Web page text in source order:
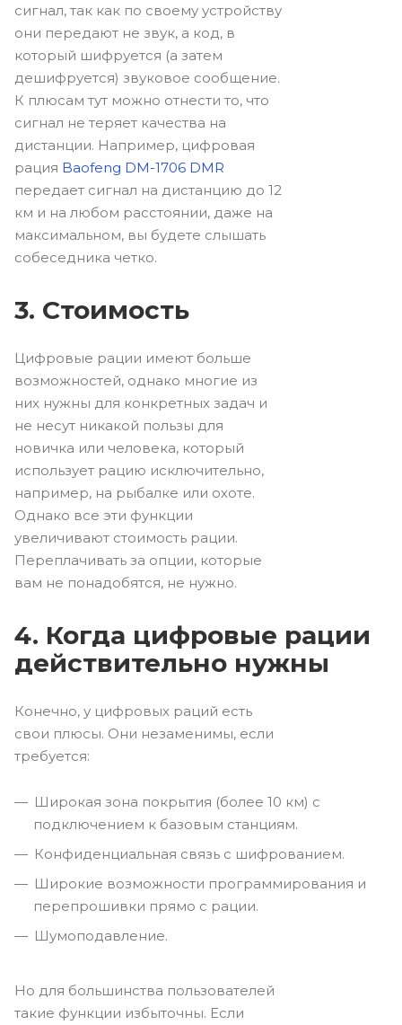
сигнал, так как по своему устройству
они передают не звук, а код, в
который шифруется (а затем
дешифруется) звуковое сообщение.
К плюсам тут можно отнести то, что
сигнал не теряет качества на
дистанции. Например, цифровая
рация Baofeng DM-1706 DMR
передает сигнал на дистанцию до 12
км и на любом расстоянии, даже на
максимальном, вы будете слышать
собеседника четко.
3. Стоимость
Цифровые рации имеют больше
возможностей, однако многие из
них нужны для конкретных задач и
не несут никакой пользы для
новичка или человека, который
использует рацию исключительно,
например, на рыбалке или охоте.
Однако все эти функции
увеличивают стоимость рации.
Переплачивать за опции, которые
вам не понадобятся, не нужно.
4. Когда цифровые рации
действительно нужны
Конечно, у цифровых раций есть
свои плюсы. Они незаменимы, если
требуется:
Широкая зона покрытия (более 10 км) с
подключением к базовым станциям.
Конфиденциальная связь с шифрованием.
Широкие возможности программирования и
перепрошивки прямо с рации.
Шумоподавление.
Но для большинства пользователей
такие функции избыточны. Если